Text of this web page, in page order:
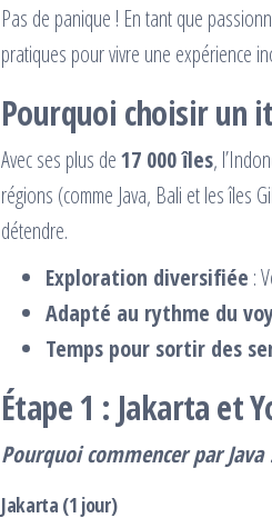
Pas de panique ! En tant que
pratiques pour vivre une expérience
Pourquoi choisir un
Avec ses plus de17 000 îles,
régions (comme Java, Bali et les îles
détendre.
Exploration diversifiée :
Adapté au rythme du
Temps pour sortir des
Étape 1 : Jakarta et
Pourquoi commencer par Java
Jakarta (1 jour)